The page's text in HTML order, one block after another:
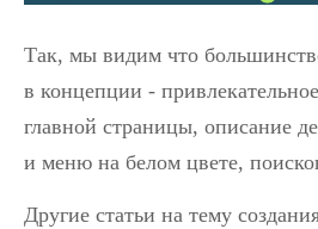
Так, мы видим что
в концепции -
главной страницы, описание
и меню на белом цвете,
Другие статьи на тему